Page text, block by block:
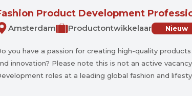
Product Development
Amsterdam Productontwikkelaar Nieuw
you have a passion for creating high-quality
innovation? Please note this is not an active
roles at a leading global fashion and